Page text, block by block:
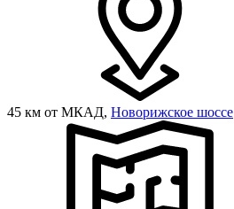
45 км от МКАД, Новорижское шоссе